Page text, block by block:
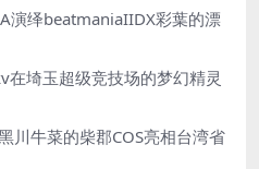
演绎beatmaniaIIDX彩葉的漂
在埼玉超级竞技场的梦幻精灵
川牛菜的柴郡COS亮相台湾省